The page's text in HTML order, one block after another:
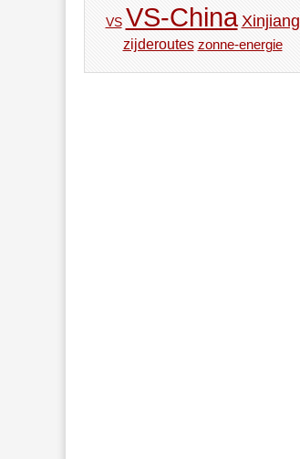
VS VS-China Xinjiang
zijderoutes zonne-energie